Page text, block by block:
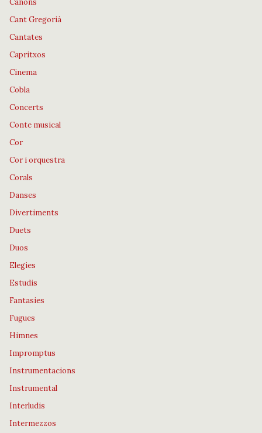
Cànons
Cant Gregorià
Cantates
Capritxos
Cinema
Cobla
Concerts
Conte musical
Cor
Cor i orquestra
Corals
Danses
Divertiments
Duets
Duos
Elegies
Estudis
Fantasies
Fugues
Himnes
Impromptus
Instrumentacions
Instrumental
Interludis
Intermezzos